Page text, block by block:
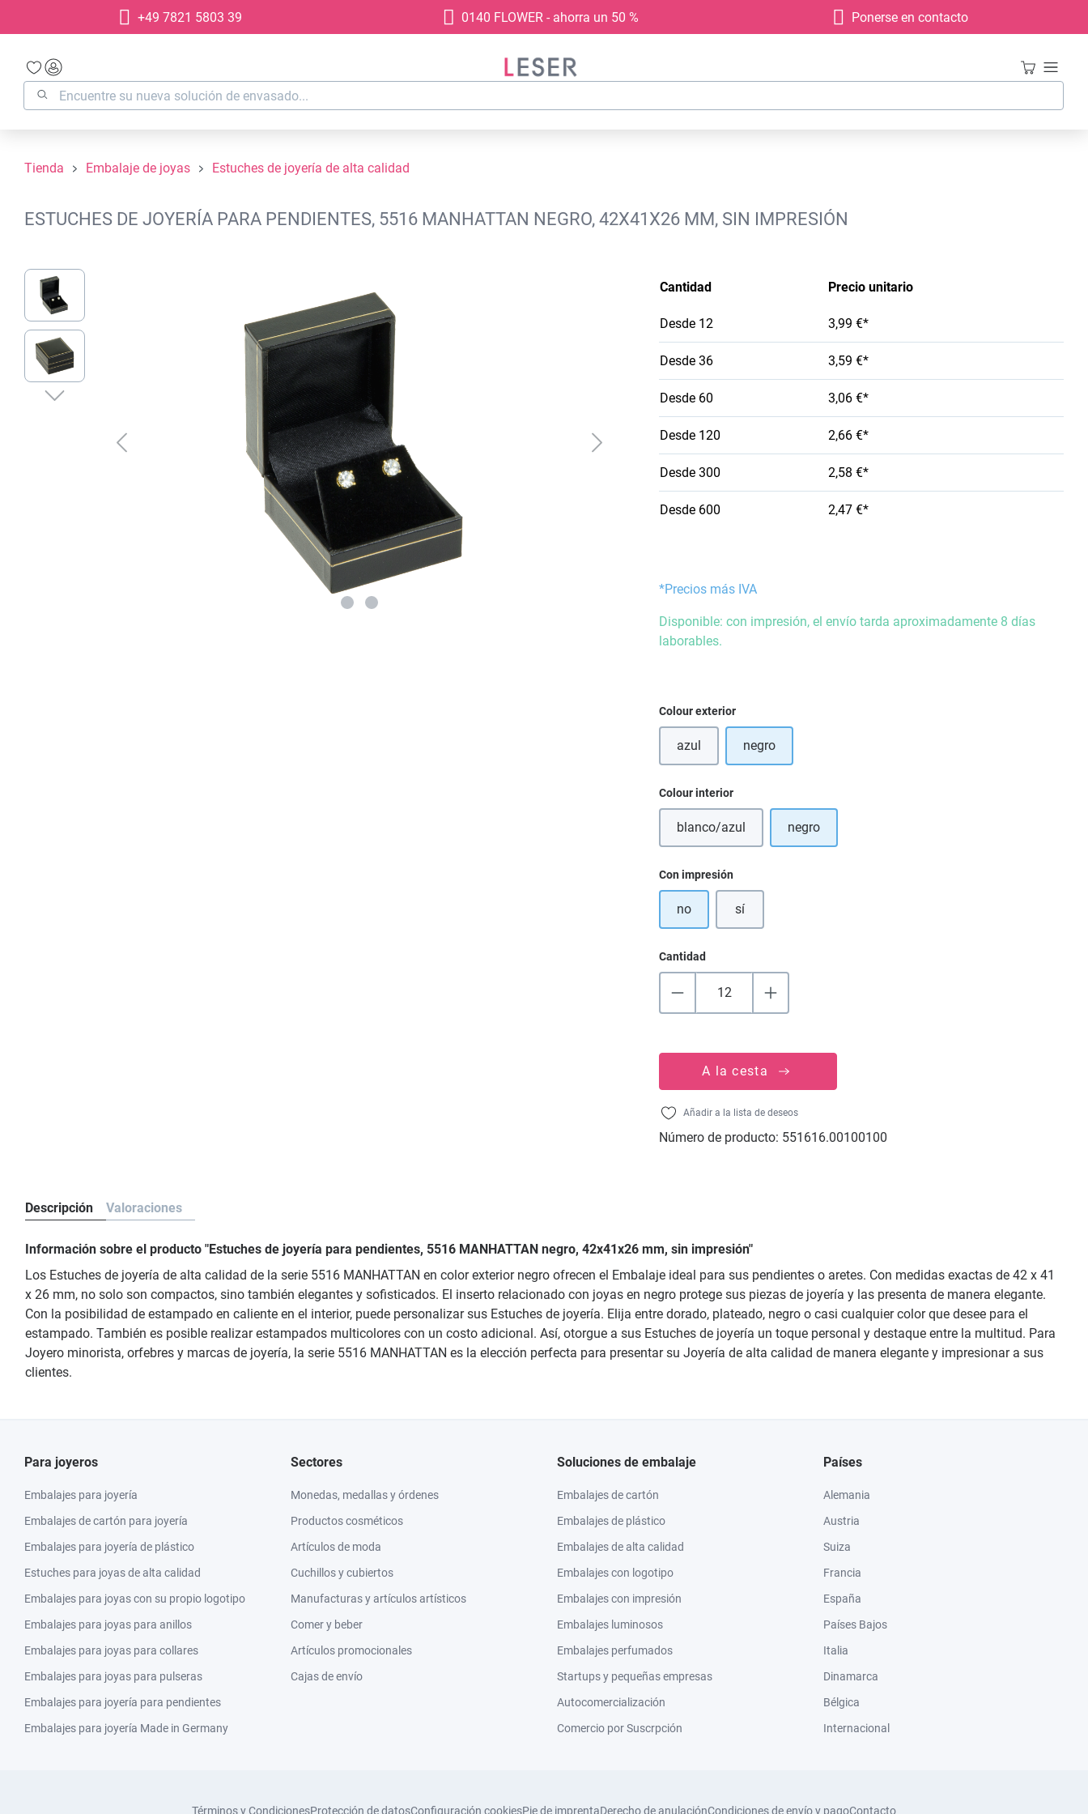
Saltar a la navegación principal
+49 7821 5803 39 0140 FLOWER - ahorra un 50 % Ponerse en contacto
Tienda Embalaje de joyas Estuches de joyería de alta calidad
ESTUCHES DE JOYERÍA PARA PENDIENTES, 5516 MANHATTAN NEGRO, 42X41X26 MM, SIN IMPRESIÓN
Omitir galería de imágenes
Cantidad Precio unitario
Desde 12 3,99 €*
Desde 36 3,59 €*
Desde 60 3,06 €*
Desde 120 2,66 €*
Desde 300 2,58 €*
Desde 600 2,47 €*
*Precios más IVA
Disponible: con impresión, el envío tarda aproximadamente 8 días
laborables.
Seleccione
Colour exterior
azul(Esta opción no está disponible en este momento.)
negro
Seleccione
Colour interior
blanco/azul(Esta opción no está disponible en este momento.)
negro
Seleccione
Con impresión
no sí
Cantidad
A la cesta
Añadir a la lista de deseos
Número de producto: 551616.00100100
Descripción Valoraciones
Información sobre el producto "Estuches de joyería para pendientes, 5516 MANHATTAN negro, 42x41x26 mm, sin impresión"
Los Estuches de joyería de alta calidad de la serie 5516 MANHATTAN en color exterior negro ofrecen el Embalaje ideal para sus pendientes o aretes. Con medidas exactas de 42 x 41
x 26 mm, no solo son compactos, sino también elegantes y sofisticados. El inserto relacionado con joyas en negro protege sus piezas de joyería y las presenta de manera elegante.
Con la posibilidad de estampado en caliente en el interior, puede personalizar sus Estuches de joyería. Elija entre dorado, plateado, negro o casi cualquier color que desee para el
estampado. También es posible realizar estampados multicolores con un costo adicional. Así, otorgue a sus Estuches de joyería un toque personal y destaque entre la multitud. Para
Joyero minorista, orfebres y marcas de joyería, la serie 5516 MANHATTAN es la elección perfecta para presentar su Joyería de alta calidad de manera elegante y impresionar a sus
clientes.
Para joyeros
Embalajes para joyería
Embalajes de cartón para joyería
Embalajes para joyería de plástico
Estuches para joyas de alta calidad
Embalajes para joyas con su propio logotipo
Embalajes para joyas para anillos
Embalajes para joyas para collares
Embalajes para joyas para pulseras
Embalajes para joyería para pendientes
Embalajes para joyería Made in Germany
Sectores
Monedas, medallas y órdenes
Productos cosméticos
Artículos de moda
Cuchillos y cubiertos
Manufacturas y artículos artísticos
Comer y beber
Artículos promocionales
Cajas de envío
Soluciones de embalaje
Embalajes de cartón
Embalajes de plástico
Embalajes de alta calidad
Embalajes con logotipo
Embalajes con impresión
Embalajes luminosos
Embalajes perfumados
Startups y pequeñas empresas
Autocomercialización
Comercio por Suscrpción
Países
Alemania
Austria
Suiza
Francia
España
Países Bajos
Italia
Dinamarca
Bélgica
Internacional
Términos y CondicionesProtección de datosConfiguración cookiesPie de imprentaDerecho de anulaciónCondiciones de envío y pagoContacto